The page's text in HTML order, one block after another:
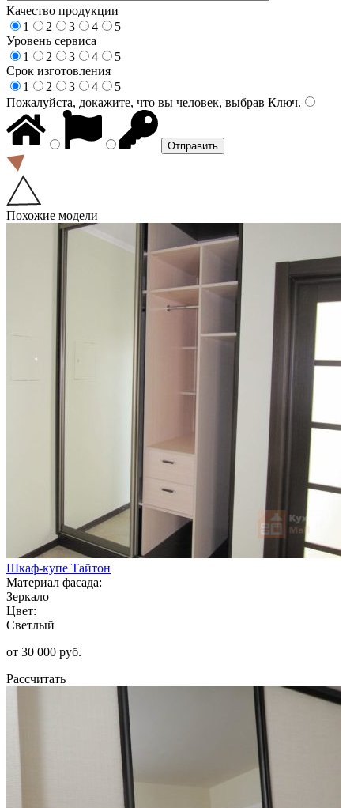
Качество продукции
1
2 3 4
5
Уровень сервиса
1
2 3 4
5
Срок изготовления
1
2 3 4
5
Пожалуйста, докажите, что вы человек, выбрав Ключ.
Похожие модели
Шкаф-купе Тайтон
Материал фасада:
Зеркало
Цвет:
Светлый
от 30 000 руб.
Рассчитать